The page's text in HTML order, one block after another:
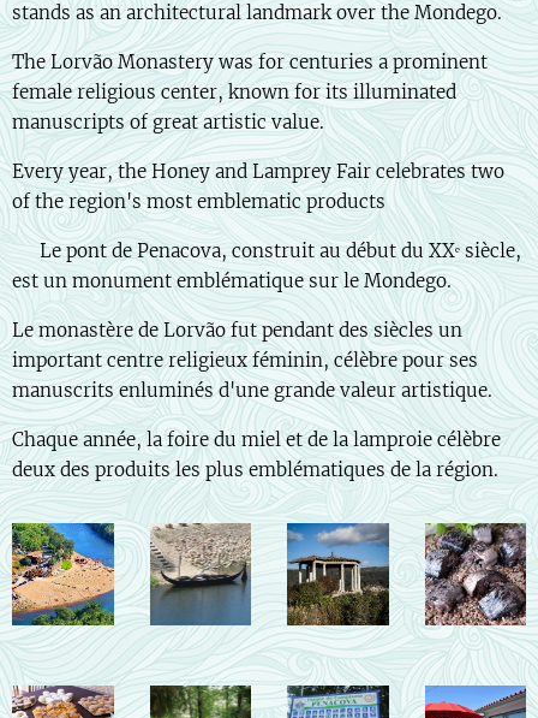
stands as an architectural landmark over the Mondego.
The Lorvão Monastery was for centuries a prominent
female religious center, known for its illuminated
manuscripts of great artistic value.
Every year, the Honey and Lamprey Fair celebrates two
of the region's most emblematic products
🇫🇷 Le pont de Penacova, construit au début du XXᵉ siècle,
est un monument emblématique sur le Mondego.
Le monastère de Lorvão fut pendant des siècles un
important centre religieux féminin, célèbre pour ses
manuscrits enluminés d'une grande valeur artistique.
Chaque année, la foire du miel et de la lamproie célèbre
deux des produits les plus emblématiques de la région.